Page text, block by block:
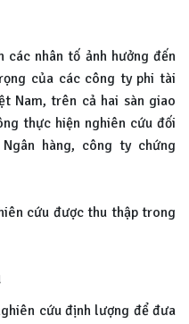
các nhân tố ảnh hưởng đến
của các công ty phi tài
Nam, trên cả hai sàn giao
thực hiện nghiên cứu đối
hàng, công ty chứng
cứu được thu thập trong
cứu định lượng để đưa